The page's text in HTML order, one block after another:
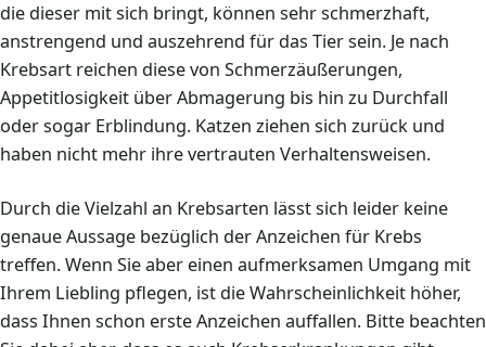
die dieser mit sich bringt, können sehr schmerzhaft,
anstrengend und auszehrend für das Tier sein. Je nach
Krebsart reichen diese von Schmerzäußerungen,
Appetitlosigkeit über Abmagerung bis hin zu Durchfall
oder sogar Erblindung. Katzen ziehen sich zurück und
haben nicht mehr ihre vertrauten Verhaltensweisen.
Durch die Vielzahl an Krebsarten lässt sich leider keine
genaue Aussage bezüglich der Anzeichen für Krebs
treffen. Wenn Sie aber einen aufmerksamen Umgang mit
Ihrem Liebling pflegen, ist die Wahrscheinlichkeit höher,
dass Ihnen schon erste Anzeichen auffallen. Bitte beachten